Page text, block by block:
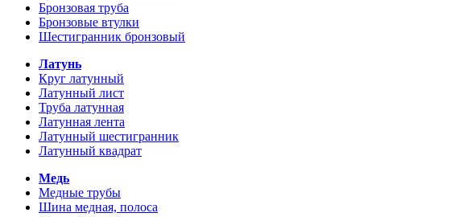
Бронзовая труба
Бронзовые втулки
Шестигранник бронзовый
Латунь
Круг латунный
Латунный лист
Труба латунная
Латунная лента
Латунный шестигранник
Латунный квадрат
Медь
Медные трубы
Шина медная, полоса